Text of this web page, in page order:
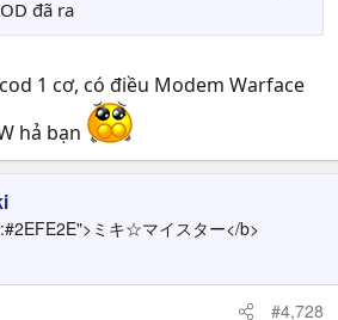
đã ra
1 cơ, có điều Modem Warface
hả bạn
ミキ☆マイスター</b>
#4,728